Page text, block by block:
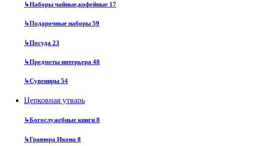
↳Наборы чайные,кофейные 17
↳Подарочные наборы 59
↳Посуда 23
↳Предметы интерьера 48
↳Сувениры 54
Церковная утварь
↳Богослужебные книги 8
↳Гравюра Икона 8